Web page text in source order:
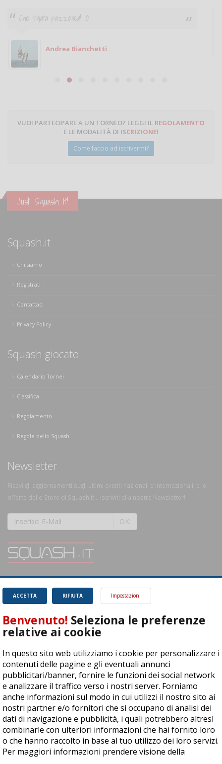
Ciao. Sono a Treviglio da poco e vorrei tornare a
giocare. Se sei in zona e puoi giocare fammi sapere.
Michele
VUOI PARTECIPARE A UN TORNEO? LEGGI IL REGOLAMENTO
E LE MODALITÀ DI ISCRIZIONE!
Come faccio ad iscrivermi?
Just Squash It!
Squash.it
Chi siamo
Registrati
Contattaci
Privacy Policy
Squash giocato
Calendario Tornei
Classifica
Regolamento
Regole dello Squash
Newsletter
Ricevi gli aggiornamenti sugli ultimi eventi nazionali e internazionali, e le
offerte dello Store di Squash.it... Iscriviti alla nostra Newsletter!
OK!
SQUASH.it: Il punto di riferimento quotidiano per tutti gli amanti di questo
magnifico sport.
Leggi
RIFIUTA
ACCETTA Impostazioni
Benvenuto! Seleziona le preferenze
relative ai cookie
In questo sito web utilizziamo i cookie per personalizzare i
contenuti delle pagine e gli eventuali annunci
pubblicitari/banner, fornire le funzioni dei social network
e analizzare il traffico verso i nostri server. Forniamo
anche informazioni sul modo in cui utilizzi il nostro sito ai
nostri partner e/o fornitori che si occupano di analisi dei
dati di navigazione e pubblicità, i quali potrebbero altresì
combinarle con ulteriori informazioni che hai fornito loro
o che hanno raccolto in base al tuo utilizzo dei loro servizi.
Per maggiori informazioni prendere visione della
ASD Let's Sport - Via T. Olivelli 3, 25014 Castenedolo (BS) - P. Iva:
04278030988
© Copyright 2015 | All Rights Reserved - Powered byDynDevice
Privacy Policy Cookie Policy Accessibilità Sitemap